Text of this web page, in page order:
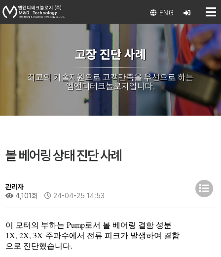
ENG
고장 진단 사례
최고의 기술지원으로 고객만족을 우선으로 하는
엠앤디테크놀로지입니다.
볼 베어링 상태 진단 사례
관리자
4,101회
24-04-25 14:53
이 모터의 부하는Pump로서 볼 베어링 결함 성분
1X, 2X, 3X 주파수에서 전류 피크가 발생하여 결함
으로 진단했습니다.